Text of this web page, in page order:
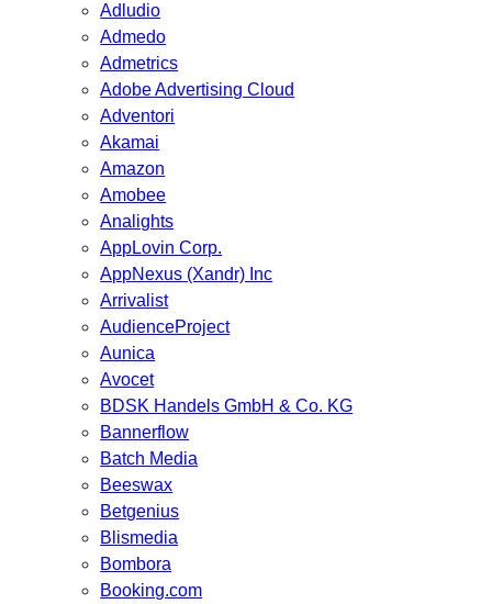
Adludio
Admedo
Admetrics
Adobe Advertising Cloud
Adventori
Akamai
Amazon
Amobee
Analights
AppLovin Corp.
AppNexus (Xandr) Inc
Arrivalist
AudienceProject
Aunica
Avocet
BDSK Handels GmbH & Co. KG
Bannerflow
Batch Media
Beeswax
Betgenius
Blismedia
Bombora
Booking.com